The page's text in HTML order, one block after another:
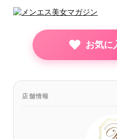
お気に
店舗情報